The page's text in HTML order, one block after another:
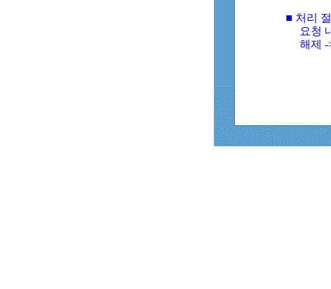
■ 처리
요청
해제 -